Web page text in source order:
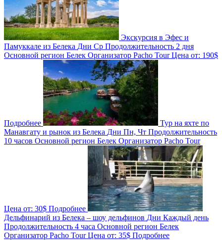
Экскурсия в Эфес и
Памуккале из Белека Дни Ср Продолжительность 2 дня
Основной регион Белек Организатор Pacho TourЦена от: 190$
Подробнее
Тур на яхте по
Манавгату и рынок из Белека Дни Пн, Чт Продолжительность
10 часов Основной регион Белек Организатор Pacho Tour
Цена от: 30$ Подробнее
Дельфинарий из Белека – шоу дельфинов Дни Каждый день
Продолжительность 4 часа Основной регион Белек
Организатор Pacho TourЦена от: 35$ Подробнее